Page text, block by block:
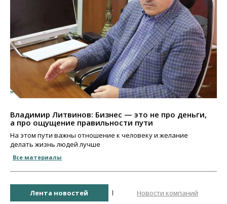
Владимир Литвинов: Бизнес — это не про деньги,
а про ощущение правильности пути
На этом пути важны отношение к человеку и желание
делать жизнь людей лучше
Все материалы
Лента новостей Новости компаний